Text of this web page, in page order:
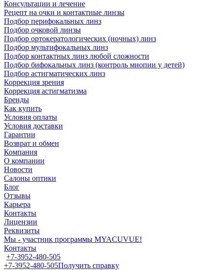
Консультации и лечение
Рецепт на очки и контактные линзы
Подбор перифокальных линз
Подбор очковой линзы
Подбор ортокератологических (ночных) линз
Подбор мультифокальных линз
Подбор контактных линз любой сложности
Подбор бифокальных линз (контроль миопии у детей)
Подбор астигматических линз
Коррекция зрения
Коррекция астигматизма
Бренды
Как купить
Условия оплаты
Условия доставки
Гарантии
Возврат и обмен
Компания
О компании
Новости
Салоны оптики
Блог
Отзывы
Карьера
Контакты
Лицензии
Реквизиты
Мы - участник программы MYACUVUE!
Контакты
+7-3952-480-505
+7-3952-480-505Получить справку